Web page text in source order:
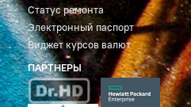
Статус ремонта
Электронный паспорт
Виджет курсов валют
ПАРТНЕРЫ